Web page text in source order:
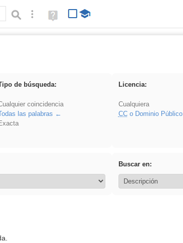
Búsqueda avanzada
Ayuda
(en
de búsqueda:
coincidencia
las palabras
Licencia:
Cualquiera
CCo Dominio Público
Buscar en: